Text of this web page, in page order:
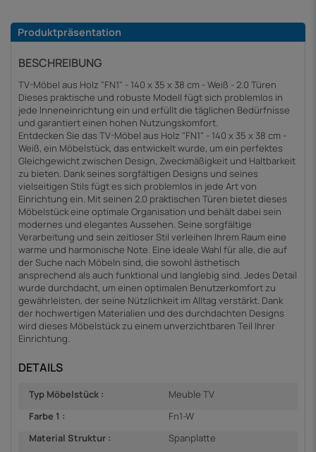
Produktpräsentation
BESCHREIBUNG
TV-Möbel aus Holz "FN1" - 140 x 35 x 38 cm - Weiß - 2.0 Türen
Dieses praktische und robuste Modell fügt sich problemlos in
jede Inneneinrichtung ein und erfüllt die täglichen Bedürfnisse
und garantiert einen hohen Nutzungskomfort.
Entdecken Sie das TV-Möbel aus Holz "FN1" - 140 x 35 x 38 cm -
Weiß, ein Möbelstück, das entwickelt wurde, um ein perfektes
Gleichgewicht zwischen Design, Zweckmäßigkeit und Haltbarkeit
zu bieten. Dank seines sorgfältigen Designs und seines
vielseitigen Stils fügt es sich problemlos in jede Art von
Einrichtung ein. Mit seinen 2.0 praktischen Türen bietet dieses
Möbelstück eine optimale Organisation und behält dabei sein
modernes und elegantes Aussehen. Seine sorgfältige
Verarbeitung und sein zeitloser Stil verleihen Ihrem Raum eine
warme und harmonische Note. Eine ideale Wahl für alle, die auf
der Suche nach Möbeln sind, die sowohl ästhetisch
ansprechend als auch funktional und langlebig sind. Jedes Detail
wurde durchdacht, um einen optimalen Benutzerkomfort zu
gewährleisten, der seine Nützlichkeit im Alltag verstärkt. Dank
der hochwertigen Materialien und des durchdachten Designs
wird dieses Möbelstück zu einem unverzichtbaren Teil Ihrer
Einrichtung.
DETAILS
Typ Möbelstück :
Meuble TV
Farbe 1 :
Fn1-W
Material Struktur :
Spanplatte